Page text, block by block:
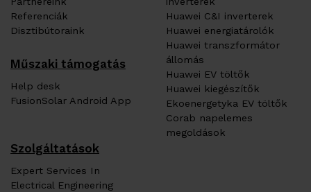
Referenciák
Disztibútoraink
Műszaki támogatás
Help desk
FusionSolar Android App
Huawei C&I inverterek
Huawei energiatárolók
Huawei transzformátor
állomás
Huawei EV töltők
Huawei kiegészítők
Ekoenergetyka EV töltők
Corab napelemes
megoldások
Szolgáltatások
Expert Services In
Electrical Engineering